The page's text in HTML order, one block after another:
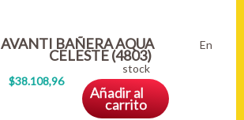
AVANTI BAÑERA AQUA
CELESTE (4803)
$38.108,96
En
stock
Añadir al
carrito